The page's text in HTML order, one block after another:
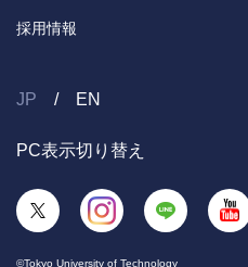
採用情報
JP EN
PC表示切り替え
©Tokyo University of Technology